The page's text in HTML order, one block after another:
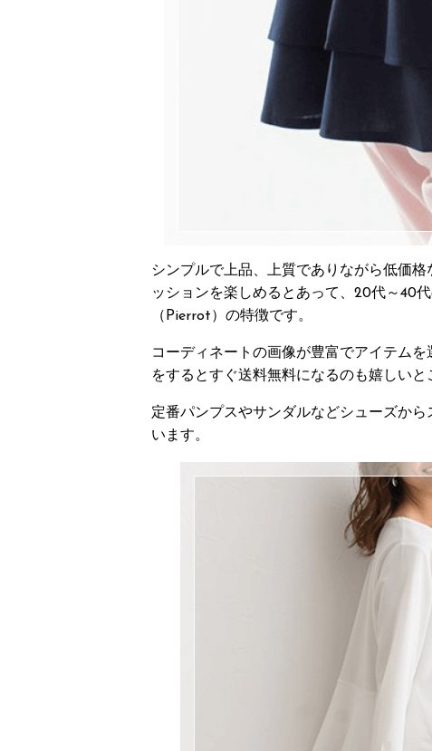
シンプルで上品、上質でありながら低価
ッションを楽しめるとあって、20代～40
（Pierrot）の特徴です。
コーディネートの画像が豊富でアイテム
をするとすぐ送料無料になるのも嬉しいと
定番パンプスやサンダルなどシューズか
います。